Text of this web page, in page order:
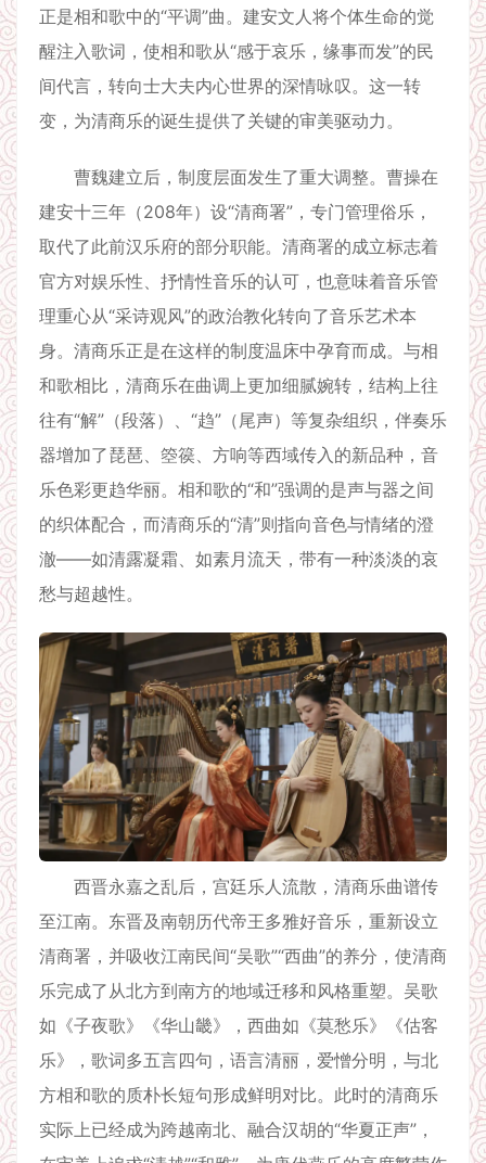
正是相和歌中的“平调”曲。建安文人将个体生命的觉
醒注入歌词，使相和歌从“感于哀乐，缘事而发”的民
间代言，转向士大夫内心世界的深情咏叹。这一转
变，为清商乐的诞生提供了关键的审美驱动力。
曹魏建立后，制度层面发生了重大调整。曹操在
建安十三年（208年）设“清商署”，专门管理俗乐，
取代了此前汉乐府的部分职能。清商署的成立标志着
官方对娱乐性、抒情性音乐的认可，也意味着音乐管
理重心从“采诗观风”的政治教化转向了音乐艺术本
身。清商乐正是在这样的制度温床中孕育而成。与相
和歌相比，清商乐在曲调上更加细腻婉转，结构上往
往有“解”（段落）、“趋”（尾声）等复杂组织，伴奏乐
器增加了琵琶、箜篌、方响等西域传入的新品种，音
乐色彩更趋华丽。相和歌的“和”强调的是声与器之间
的织体配合，而清商乐的“清”则指向音色与情绪的澄
澈——如清露凝霜、如素月流天，带有一种淡淡的哀
愁与超越性。
西晋永嘉之乱后，宫廷乐人流散，清商乐曲谱传
至江南。东晋及南朝历代帝王多雅好音乐，重新设立
清商署，并吸收江南民间“吴歌”“西曲”的养分，使清商
乐完成了从北方到南方的地域迁移和风格重塑。吴歌
如《子夜歌》《华山畿》，西曲如《莫愁乐》《估客
乐》，歌词多五言四句，语言清丽，爱憎分明，与北
方相和歌的质朴长短句形成鲜明对比。此时的清商乐
实际上已经成为跨越南北、融合汉胡的“华夏正声”，